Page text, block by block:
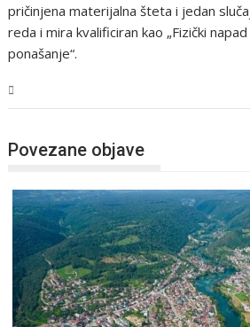
pričinjena materijalna šteta i jedan
reda i mira kvalificiran kao „Fizički
ponašanje“.
Povezane objave